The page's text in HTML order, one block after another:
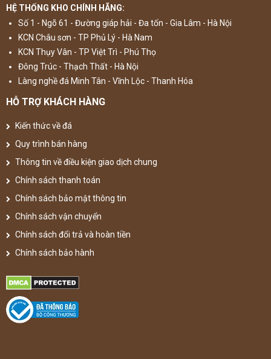
HỆ THỐNG KHO CHÍNH HÃNG:
Số 1 - Ngõ 61 - Đường giáp hải - Đa tốn - Gia Lâm - Hà Nội
KCN Châu sơn - TP Phủ Lý - Hà Nam
KCN Thụy Vân - TP Việt Trì - Phú Thọ
Đông Trúc - Thạch Thất - Hà Nội
Làng nghề đá Minh Tân - Vĩnh Lộc - Thanh Hóa
HỖ TRỢ KHÁCH HÀNG
Kiến thức về đá
Quy trình bán hàng
Thông tin về điều kiện giao dịch chung
Chính sách thanh toán
Chính sách bảo mật thông tin
Chính sách vận chuyển
Chính sách đổi trả và hoàn tiền
Chính sách bảo hành